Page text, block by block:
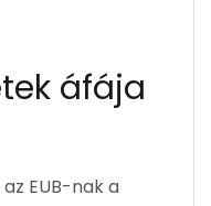
áfája
EUB-nak a